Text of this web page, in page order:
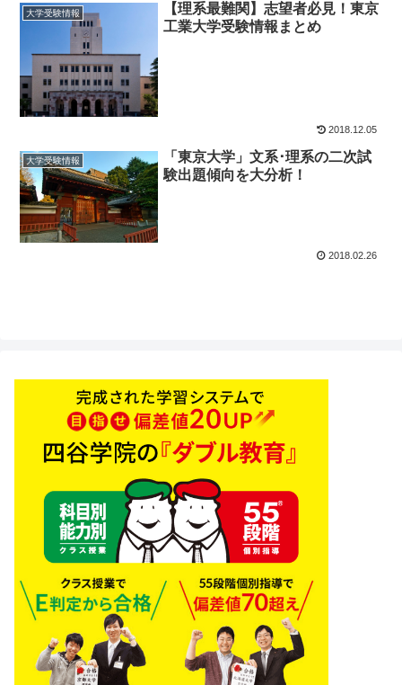
大学受験情報
【理系最難関】志望者必見！東京
工業大学受験情報まとめ
2018.12.05
大学受験情報
「東京大学」文系･理系の二次試
験出題傾向を大分析！
2018.02.26